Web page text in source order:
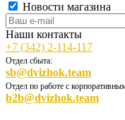
Новости магазина
Наши контакты
+7 (342) 2-114-117
Отдел сбыта:
sb@dvizhok.team
Отдел по работе с
b2b@dvizhok.team